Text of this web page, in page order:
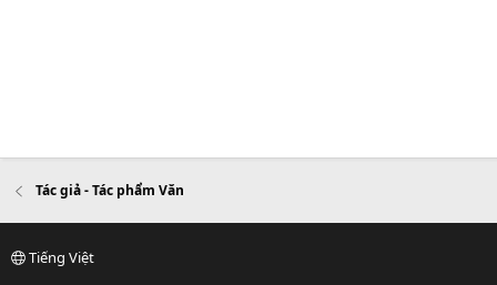
Tác giả - Tác phẩm Văn
Tiếng Việt